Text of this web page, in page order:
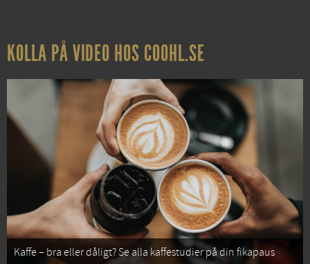
KOLLA PÅ VIDEO HOS COOHL.SE
Kaffe – bra eller dåligt? Se alla kaffestudier på din fikapaus